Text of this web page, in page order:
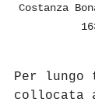
Costanza
Per lungo
collocata